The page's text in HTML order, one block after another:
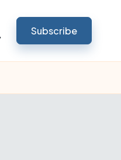
Subscribe